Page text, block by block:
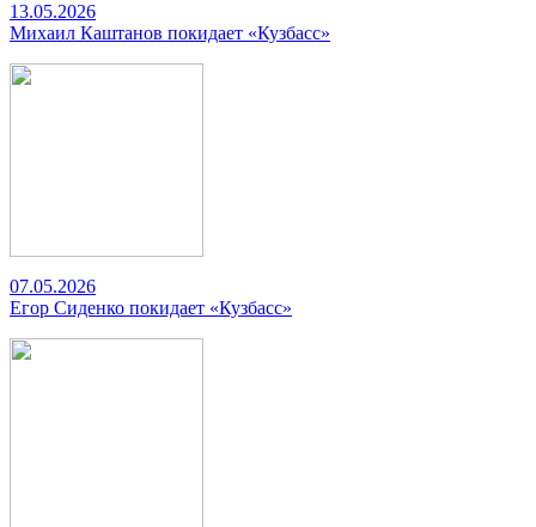
13.05.2026
Михаил Каштанов покидает «Кузбасс»
07.05.2026
Егор Сиденко покидает «Кузбасс»